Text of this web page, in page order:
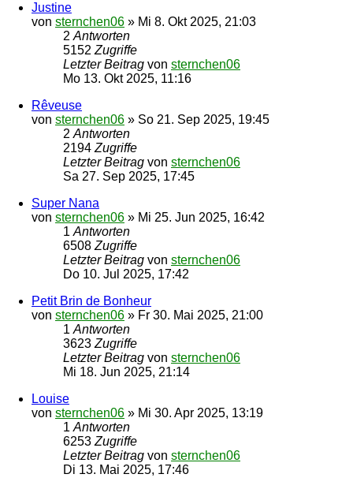
Justine
von sternchen06 » Mi 8. Okt 2025, 21:03
2 Antworten
5152 Zugriffe
Letzter Beitrag von sternchen06
Mo 13. Okt 2025, 11:16
Rêveuse
von sternchen06 » So 21. Sep 2025, 19:45
2 Antworten
2194 Zugriffe
Letzter Beitrag von sternchen06
Sa 27. Sep 2025, 17:45
Super Nana
von sternchen06 » Mi 25. Jun 2025, 16:42
1 Antworten
6508 Zugriffe
Letzter Beitrag von sternchen06
Do 10. Jul 2025, 17:42
Petit Brin de Bonheur
von sternchen06 » Fr 30. Mai 2025, 21:00
1 Antworten
3623 Zugriffe
Letzter Beitrag von sternchen06
Mi 18. Jun 2025, 21:14
Louise
von sternchen06 » Mi 30. Apr 2025, 13:19
1 Antworten
6253 Zugriffe
Letzter Beitrag von sternchen06
Di 13. Mai 2025, 17:46